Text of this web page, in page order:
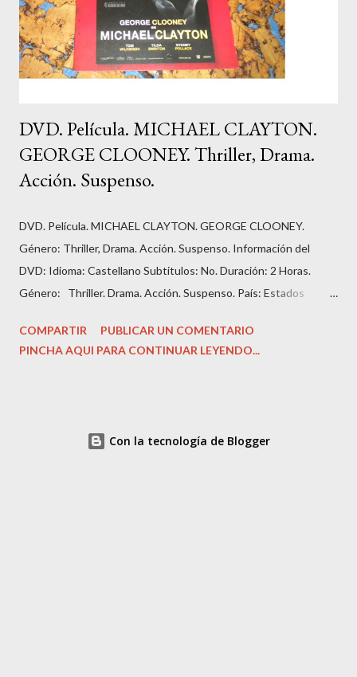
DVD. Película. MICHAEL CLAYTON.
GEORGE CLOONEY. Thriller, Drama.
Acción. Suspenso.
DVD. Película. MICHAEL CLAYTON. GEORGE CLOONEY.
Género: Thriller, Drama. Acción. Suspenso. Información del
DVD: Idioma: Castellano Subtitulos: No. Duración: 2 Horas.
Género: Thriller. Drama. Acción. Suspenso. País: Estados
‎Tony Gilroy. Guión: Tony Gilroy. Fecha de lanzamiento: ‎ 2007.
Actores: ‎George Clooney, Ton Wilkinson, Tilda Swinton...
aunque no ejerce exactamente de abogado. Su trabajo consiste
COMPARTIR
PUBLICAR UN COMENTARIO
PINCHA AQUI PARA CONTINUAR LEYENDO...
Con la tecnología de Blogger